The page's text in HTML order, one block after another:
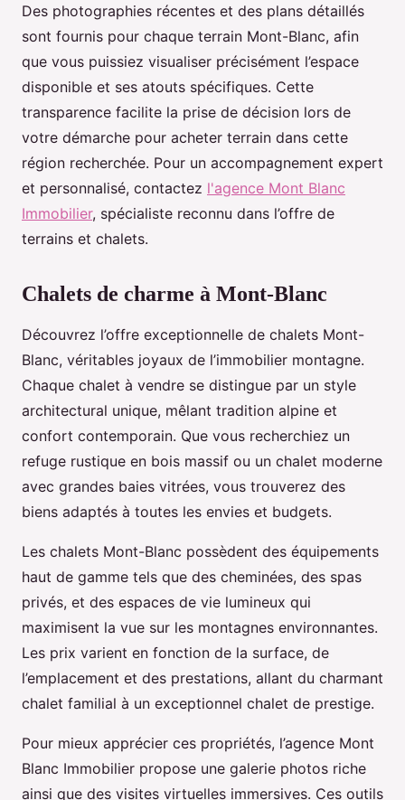
Des photographies récentes et des plans détaillés
sont fournis pour chaque terrain Mont-Blanc, afin
que vous puissiez visualiser précisément l’espace
disponible et ses atouts spécifiques. Cette
transparence facilite la prise de décision lors de
votre démarche pour acheter terrain dans cette
région recherchée. Pour un accompagnement expert
et personnalisé, contactez l'agence Mont Blanc
Immobilier, spécialiste reconnu dans l’offre de
terrains et chalets.
Chalets de charme à Mont-Blanc
Découvrez l’offre exceptionnelle de chalets Mont-
Blanc, véritables joyaux de l’immobilier montagne.
Chaque chalet à vendre se distingue par un style
architectural unique, mêlant tradition alpine et
confort contemporain. Que vous recherchiez un
refuge rustique en bois massif ou un chalet moderne
avec grandes baies vitrées, vous trouverez des
biens adaptés à toutes les envies et budgets.
Les chalets Mont-Blanc possèdent des équipements
haut de gamme tels que des cheminées, des spas
privés, et des espaces de vie lumineux qui
maximisent la vue sur les montagnes environnantes.
Les prix varient en fonction de la surface, de
l’emplacement et des prestations, allant du charmant
chalet familial à un exceptionnel chalet de prestige.
Pour mieux apprécier ces propriétés, l’agence Mont
Blanc Immobilier propose une galerie photos riche
ainsi que des visites virtuelles immersives. Ces outils